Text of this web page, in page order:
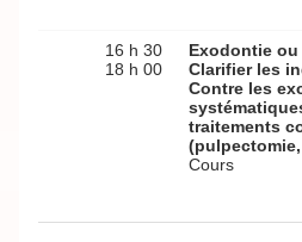
16 h 30
18 h 00
Exodontie
Clarifier les
Contre les
traitements
Cours